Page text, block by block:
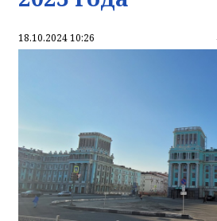
18.10.2024 10:26